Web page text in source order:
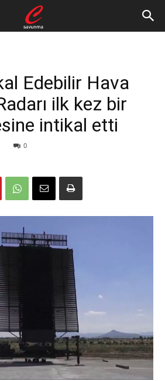
Edebilir Hava
ilk kez bir
intikal etti
0